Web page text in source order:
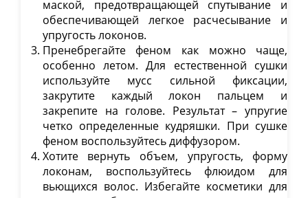
маской, предотвращающей спутывание и
обеспечивающей легкое расчесывание и
упругость локонов.
Пренебрегайте феном как можно чаще,
особенно летом. Для естественной сушки
используйте мусс сильной фиксации,
закрутите каждый локон пальцем и
закрепите на голове. Результат – упругие
четко определенные кудряшки. При сушке
феном воспользуйтесь диффузором.
Хотите вернуть объем, упругость, форму
локонам, воспользуйтесь флюидом для
вьющихся волос. Избегайте косметики для